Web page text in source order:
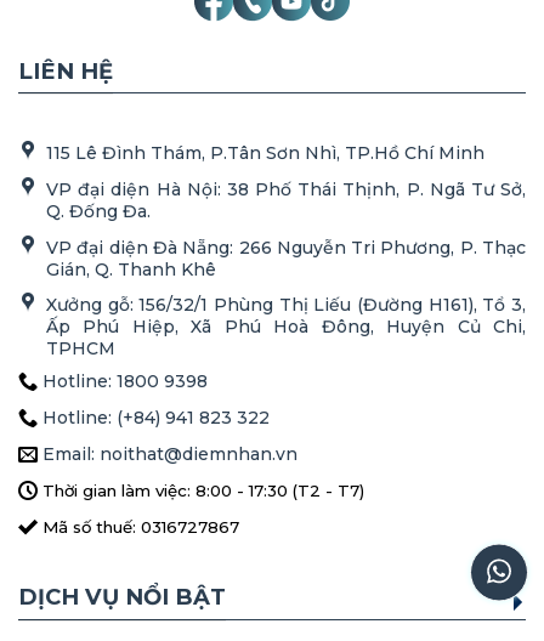
LIÊN HỆ
115 Lê Đình Thám, P.Tân Sơn Nhì, TP.Hồ Chí Minh
VP đại diện Hà Nội: 38 Phố Thái Thịnh, P. Ngã Tư Sở,
Q. Đống Đa.
VP đại diện Đà Nẵng: 266 Nguyễn Tri Phương, P. Thạc
Gián, Q. Thanh Khê
Xưởng gỗ: 156/32/1 Phùng Thị Liếu (Đường H161), Tổ 3,
Ấp Phú Hiệp, Xã Phú Hoà Đông, Huyện Củ Chi,
TPHCM
Hotline: 1800 9398
Hotline: (+84) 941 823 322
Email: noithat@diemnhan.vn
Thời gian làm việc: 8:00 - 17:30 (T2 - T7)
Mã số thuế: 0316727867
DỊCH VỤ NỔI BẬT